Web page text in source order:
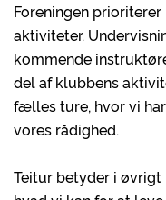
Foreningen
aktiviteter.
kommende
del af klubbens
fælles ture, hvor vi
vores rådighed.
Teitur betyder i øvrigt